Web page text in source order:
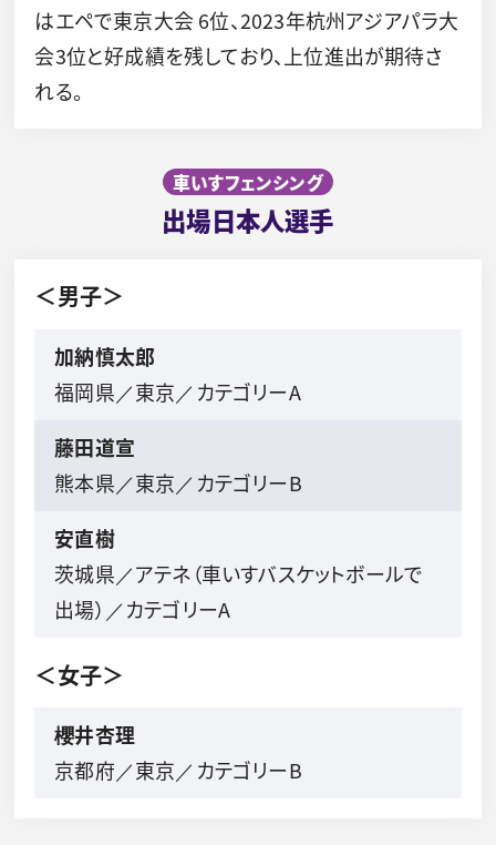
はエペで東京大会 6位、2023年杭州アジアパラ大
会3位と好成績を残しており、上位進出が期待さ
れる。
車いすフェンシング
出場日本人選手
＜男子＞
加納慎太郎
福岡県／東京／カテゴリーA
藤田道宣
熊本県／東京／カテゴリーB
安直樹
茨城県／アテネ（車いすバスケットボールで
出場）／カテゴリーA
＜女子＞
櫻井杏理
京都府／東京／カテゴリーB